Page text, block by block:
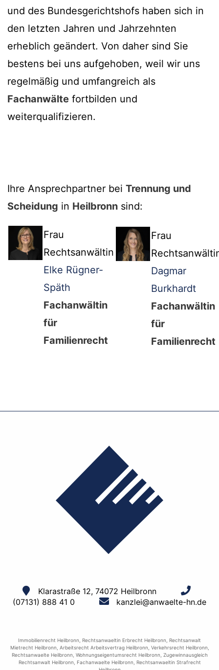
und des Bundesgerichtshofs haben sich in
den letzten Jahren und Jahrzehnten
erheblich geändert. Von daher sind Sie
bestens bei uns aufgehoben, weil wir uns
regelmäßig und umfangreich als
Fachanwälte fortbilden und
weiterqualifizieren.
Ihre Ansprechpartner bei Trennung und
Scheidung in Heilbronn sind:
Frau
Rechtsanwältin
Elke Rügner-
Späth
Fachanwältin
für
Familienrecht
Frau
Dagmar
Burkhardt
Fachanwältin
für
Familienrecht
Klarastraße 12, 74072 Heilbronn
(07131) 888 41 0
kanzlei@anwaelte-hn.de
Immobilienrecht Heilbronn Rechtsanwaeltin Erbrecht Heilbronn
Rechtsanwalt
Mietrecht Heilbronn Arbeitsrecht Arbeitsvertrag Heilbronn Verkehrsrecht Heilbronn
Rechtsanwaelte Heilbronn Wohnungseigentumsrecht Heilbronn Zugewinnausgleich
Rechtsanwalt Heilbronn
Fachanwaelte Heilbronn
Rechtsanwaeltin Strafrecht